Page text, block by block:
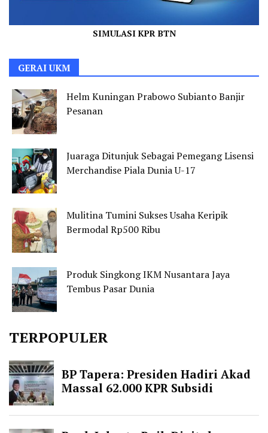
SIMULASI KPR BTN
GERAI UKM
Helm Kuningan Prabowo Subianto Banjir
Pesanan
Juaraga Ditunjuk Sebagai Pemegang Lisensi
Merchandise Piala Dunia U-17
Mulitina Tumini Sukses Usaha Keripik
Bermodal Rp500 Ribu
Produk Singkong IKM Nusantara Jaya
Tembus Pasar Dunia
TERPOPULER